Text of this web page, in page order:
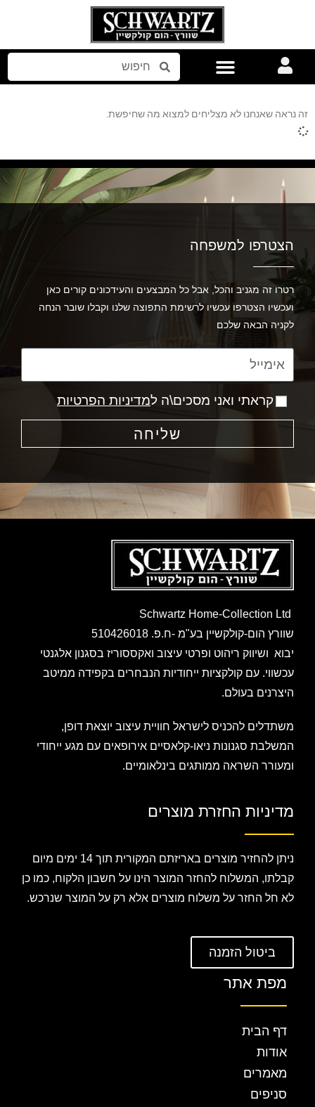
זה נראה שאנחנו לא מצליחים למצוא מה שחיפשת.
הצטרפו למשפחה
רטרו זה מגניב והכל, אבל כל המבצעים והעידכונים קורים כאן
ועכשיו הצטרפו עכשיו לרשימת התפוצה שלנו וקבלו שובר הנחה
לקניה הבאה שלכם
קראתי ואני מסכים\ה למדיניות הפרטיות
שליחה
שוורץ הום-קולקשיין בע"מ -ח.פ. 510426018
יבוא ושיווק ריהוט ופרטי עיצוב ואקססוריז בסגנון אלגנטי
עכשווי. עם קולקציות ייחודיות הנבחרים בקפידה ממיטב
היצרנים בעולם.
משתדלים להכניס לישראל חוויית עיצוב יוצאת דופן,
המשלבת סגנונות ניאו-קלאסיים אירופאים עם מגע ייחודי
ומעורר השראה ממותגים בינלאומיים.
מדיניות החזרת מוצרים
ניתן להחזיר מוצרים באריזתם המקורית תוך 14 ימים מיום
קבלתו, המשלוח להחזר המוצר הינו על חשבון הלקוח, כמו כן
לא חל החזר על משלוח מוצרים אלא רק על המוצר שנרכש.
ביטול הזמנה
מפת אתר
דף הבית
אודות
מאמרים
סניפים